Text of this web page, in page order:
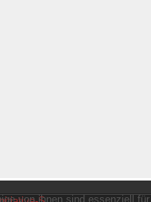
von ihnen sind essenziell